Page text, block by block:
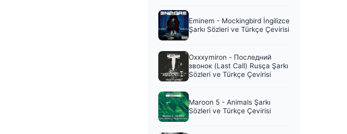
Eminem - Mockingbird İngilizce
Şarkı Sözleri ve Türkçe Çevirisi
Oxxxymiron - Последний
звонок (Last Call) Rusça Şarkı
Sözleri ve Türkçe Çevirisi
Maroon 5 - Animals Şarkı
Sözleri ve Türkçe Çevirisi